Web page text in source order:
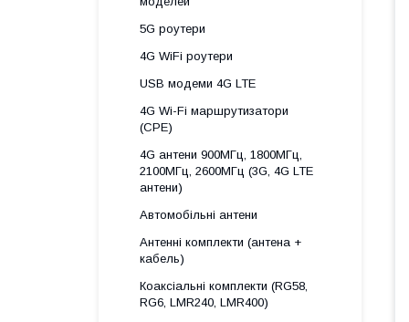
5G роутери
4G WiFi роутери
USB модеми 4G LTE
4G Wi-Fi маршрутизатори
(CPE)
4G антени 900МГц, 1800МГц,
2100МГц, 2600МГц (3G, 4G LTE
антени)
Автомобільні антени
Антенні комплекти (антена +
кабель)
Коаксіальні комплекти (RG58,
RG6, LMR240, LMR400)